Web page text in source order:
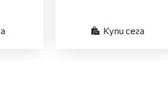
Купи сега